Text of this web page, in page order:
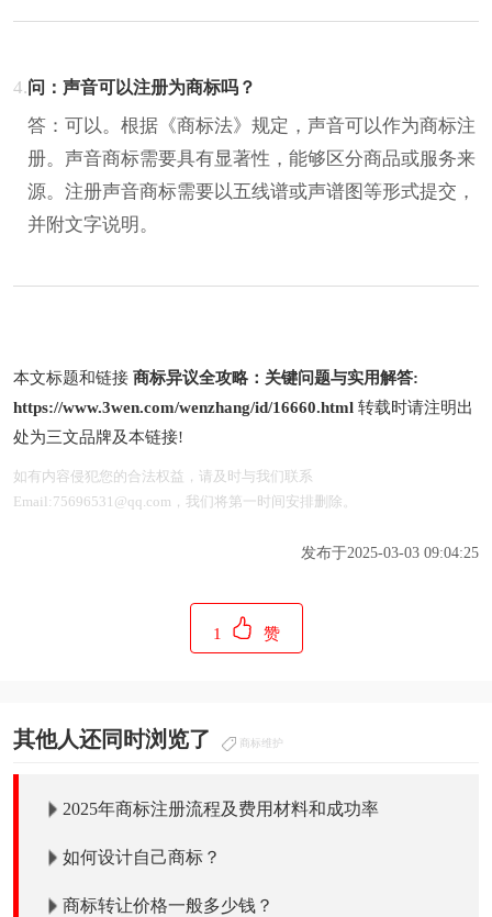
4.问：声音可以注册为商标吗？
答：可以。根据《商标法》规定，声音可以作为商标注
册。声音商标需要具有显著性，能够区分商品或服务来
源。注册声音商标需要以五线谱或声谱图等形式提交，
并附文字说明。
本文标题和链接 商标异议全攻略：关键问题与实用解答:
https://www.3wen.com/wenzhang/id/16660.html 转载时请注明出
处为三文品牌及本链接!
如有内容侵犯您的合法权益，请及时与我们联系
Email:75696531@qq.com，我们将第一时间安排删除。
发布于2025-03-03 09:04:25
1 赞
其他人还同时浏览了 商标维护
2025年商标注册流程及费用材料和成功率
如何设计自己商标？
商标转让价格一般多少钱？